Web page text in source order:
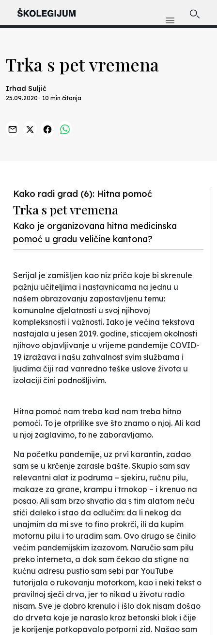
Trka s pet vremena
Irhad Suljić
25.09.2020 · 10 min čitanja
Kako radi grad (6): Hitna pomoć
Trka s pet vremena
Kako je organizovana hitna medicinska
pomoć u gradu veličine kantona?
Serijal je zamišljen kao niz priča koje bi skrenule
pažnju učiteljima i nastavnicama na jednu u
našem obrazovanju zapostavljenu temu:
komunalne djelatnosti u svoj njihovoj
kompleksnosti i važnosti. Iako je većina tekstova
nastajala u jesen 2019. godine, sticajem okolnosti
njihovo objavljivanje u vrijeme pandemije COVID-
19 izražava i našu zahvalnost svim službama i
ljudima čiji rad vanredno teške uslove života u
izolaciji čini podnošljivim.
Hitna pomoć nam treba kad nam treba hitno
pomoći. To je otprilike sve što znamo o njoj. Ali kad
u njoj zaglavimo, to ne zaboravljamo.
Na početku pandemije, uz prvi karantin, zadao
sam se u krčenje zarasle bašte. Skupio sam sav
relevantni alat iz podruma – sjekiru, ručnu pilu,
makaze za grane, krampu i trnokop – i krenuo na
posao. Ali sam brzo shvatio da s tim alatom neću
stići daleko i stao da odlučim: da li nekog da
unajmim da mi sve to fino prokrči, ili da kupim
motornu pilu i to uradim sam. Ovo drugo se činilo
većim pandemijskim izazovom. Naručio sam pilu
preko interneta, a dok sam čekao da stigne na
kućnu adresu pustio sam sebi par YouTube
tutorijala o rukovanju motorkom, kao i neki tekst o
pravilnoj sječi drva, jer to nikad u životu radio
nisam. Sve je dobro krenulo i išlo dok nisam došao
do drveta koje je naraslo kroz betonski blok i čije
je korijenje potkopavalo potporni zid. Našao sam